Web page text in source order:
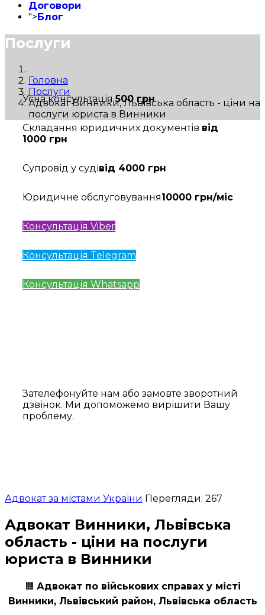
Договори
">Блог
Послуги
Головна
Послуги
Адвокат Винники, Львівська область - ціни на
послуги юриста в Винники
Усна консультація500 грн
Складання юридичних документів від
1000 грн
Супровід у судівід 4000 грн
Юридичне обслуговування10000 грн/міс
Консультація Viber
Консультація Telegram
Консультація Whatsapp
Зателефонуйте нам або замовте зворотний
дзвінок. Ми допоможемо вирішити Вашу
проблему.
Адвокат за містами України Перегляди: 267
Адвокат Винники, Львівська
область - ціни на послуги
юриста в Винники
🟧 Адвокат по військових справах у місті
Винники, Львівський район, Львівська область